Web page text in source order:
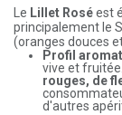
Le Lillet Roséest
principalement le
(oranges douces
Profil
vive et
rouges, de
d'autres